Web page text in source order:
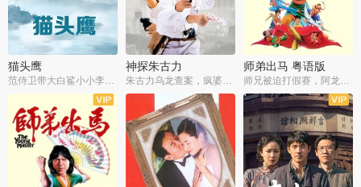
猫头鹰
范侍卫带大白鲨小小李破案寻妃
神探朱古力
朱古力乌龙查案，疯婆子神助攻
师弟出马 粤语版
师兄被迫打假赛，阿龙追查斗黑帮